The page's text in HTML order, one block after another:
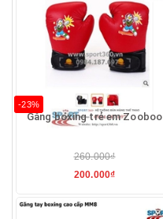
-23%
Găng boxing trẻ em Zooboo
260.000₫
200.000₫